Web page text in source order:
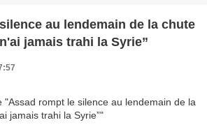
au lendemain de la chute
jamais trahi la Syrie”